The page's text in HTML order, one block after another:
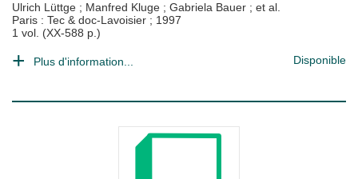
Ulrich Lüttge ; Manfred Kluge ; Gabriela Bauer ; et al.
Paris : Tec & doc-Lavoisier ; 1997
1 vol. (XX-588 p.)
Plus d'information... Disponible